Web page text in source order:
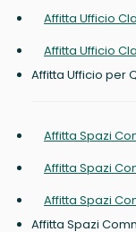
Affitta Ufficio
Affitta Ufficio
Affitta Ufficio per
Affitta Spazi
Affitta Spazi
Affitta Spazi
Affitta Spazi